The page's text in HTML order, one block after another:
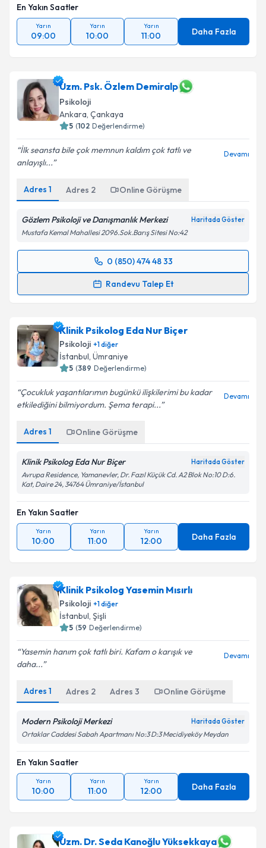
En Yakın Saatler
Yarın
09:00
Yarın
10:00
Yarın
11:00 Daha Fazla
Uzm. Psk. Özlem Demiralp
Psikoloji
Ankara, Çankaya
5 (102 Değerlendirme)
İlk seansta bile çok memnun kaldım çok tatlı ve
anlayışlı...
Devamı
Adres 1 Adres 2 Online Görüşme
Gözlem Psikoloji ve Danışmanlık Merkezi Haritada Göster
Mustafa Kemal Mahallesi 2096.Sok.Barış Sitesi No:42
0 (850) 474 48 33
Randevu Talep Et
Randevu Takvimi Talebi
için bir takvim hazırlandığında e-posta ile
bilgilendireceğiz.
E-posta Adresiniz
Metni'ni okudum ve kişisel verilerimin belirtilen
Takvim Talebini Gönder
Klinik Psikolog Eda Nur Biçer
Psikoloji +1diğer
İstanbul, Ümraniye
5 (389 Değerlendirme)
Çocukluk yaşantılarımın bugünkü ilişkilerimi bu kadar
etkilediğini bilmiyordum. Şema terapi...
Devamı
Adres 1 Online Görüşme
Klinik Psikolog Eda Nur Biçer Haritada Göster
Avrupa Residence, Yamanevler, Dr. Fazıl Küçük Cd. A2 Blok No:10 D:6.
Kat, Daire 24, 34764 Ümraniye/İstanbul
En Yakın Saatler
Yarın
10:00
Yarın
11:00
Yarın
12:00 Daha Fazla
Klinik Psikolog Yasemin Mısırlı
Psikoloji +1diğer
İstanbul, Şişli
5 (59 Değerlendirme)
Yasemin hanım çok tatlı biri. Kafam o karışık ve
daha...
Devamı
Adres 1 Adres 2 Adres 3 Online Görüşme
Modern Psikoloji Merkezi Haritada Göster
Ortaklar Caddesi Sabah Apartmanı No:3 D:3 Mecidiyeköy Meydan
En Yakın Saatler
Yarın
10:00
Yarın
11:00
Yarın
12:00 Daha Fazla
Uzm. Dr. Seda Kanoğlu Yüksekkaya